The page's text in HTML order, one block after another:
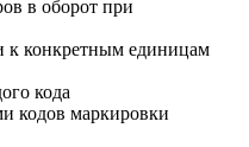
в оборот при
к конкретным единицам
кода
кодов маркировки